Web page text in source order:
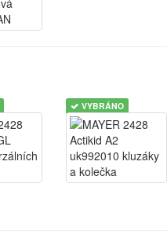
VYBRÁNO